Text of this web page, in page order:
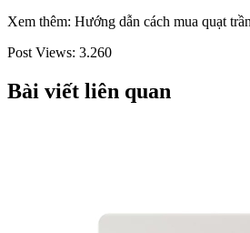
Xem thêm: Hướng dẫn cách mua quạt
Post Views: 3.260
Bài viết liên quan